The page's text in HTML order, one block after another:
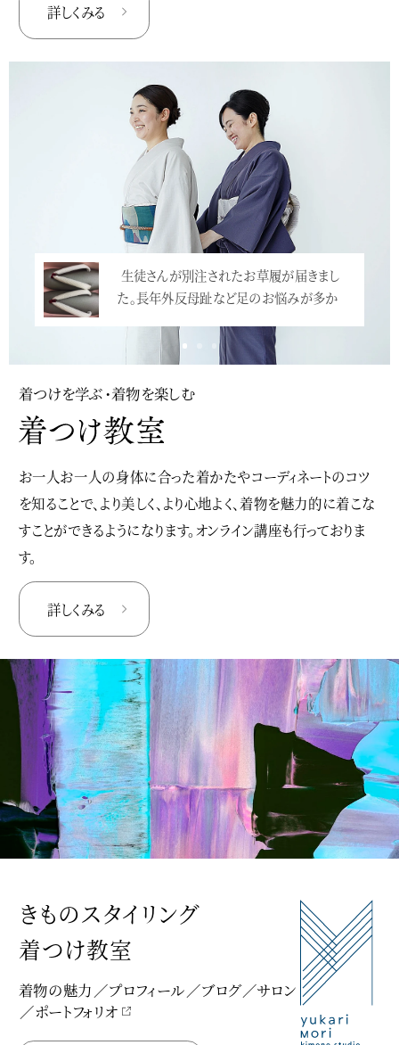
詳しくみる
着つけを学ぶ・着物を楽しむ
お一人お一人の身体に合った着かたやコーディネートのコツ
を知ることで、より美しく、より心地よく、着物を魅力的に着こな
すことができるようになります。オンライン講座も行っておりま
す。
詳しくみる
生徒さんが別注されたお草履が届きまし
た。長年外反母趾など足のお悩みが多か
きものスタイリング
着つけ教室
着物の魅力 プロフィール ブログ
サロン
ポートフォリオ